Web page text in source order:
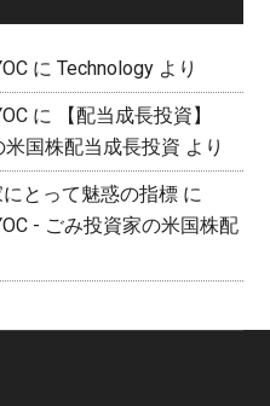
にTechnology より
に
【配当成長投資】
米国株配当成長投資 より
とって魅惑の指標 に
- ごみ投資家の米国株配